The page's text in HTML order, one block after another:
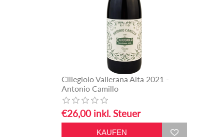
Ciliegiolo Vallerana Alta 2021 -
Antonio Camillo
€26,00 inkl. Steuer